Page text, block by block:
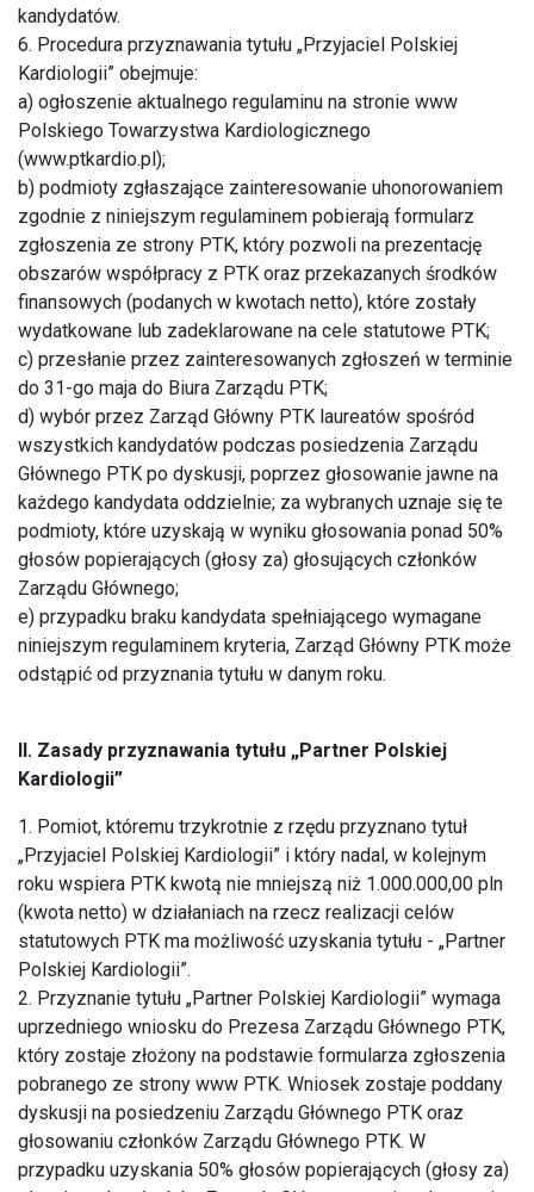
kandydatów.
6. Procedura przyznawania tytułu „Przyjaciel Polskiej
Kardiologii” obejmuje:
a) ogłoszenie aktualnego regulaminu na stronie www
Polskiego Towarzystwa Kardiologicznego
(www.ptkardio.pl);
b) podmioty zgłaszające zainteresowanie uhonorowaniem
zgodnie z niniejszym regulaminem pobierają formularz
zgłoszenia ze strony PTK, który pozwoli na prezentację
obszarów współpracy z PTK oraz przekazanych środków
finansowych (podanych w kwotach netto), które zostały
wydatkowane lub zadeklarowane na cele statutowe PTK;
c) przesłanie przez zainteresowanych zgłoszeń w terminie
do 31-go maja do Biura Zarządu PTK;
d) wybór przez Zarząd Główny PTK laureatów spośród
wszystkich kandydatów podczas posiedzenia Zarządu
Głównego PTK po dyskusji, poprzez głosowanie jawne na
każdego kandydata oddzielnie; za wybranych uznaje się te
podmioty, które uzyskają w wyniku głosowania ponad 50%
głosów popierających (głosy za) głosujących członków
Zarządu Głównego;
e) przypadku braku kandydata spełniającego wymagane
niniejszym regulaminem kryteria, Zarząd Główny PTK może
odstąpić od przyznania tytułu w danym roku.
II. Zasady przyznawania tytułu „Partner Polskiej
Kardiologii”
1. Pomiot, któremu trzykrotnie z rzędu przyznano tytuł
„Przyjaciel Polskiej Kardiologii” i który nadal, w kolejnym
roku wspiera PTK kwotą nie mniejszą niż 1.000.000,00 pln
(kwota netto) w działaniach na rzecz realizacji celów
statutowych PTK ma możliwość uzyskania tytułu - „Partner
Polskiej Kardiologii”.
2. Przyznanie tytułu „Partner Polskiej Kardiologii” wymaga
uprzedniego wniosku do Prezesa Zarządu Głównego PTK,
który zostaje złożony na podstawie formularza zgłoszenia
pobranego ze strony www PTK. Wniosek zostaje poddany
dyskusji na posiedzeniu Zarządu Głównego PTK oraz
głosowaniu członków Zarządu Głównego PTK. W
przypadku uzyskania 50% głosów popierających (głosy za)